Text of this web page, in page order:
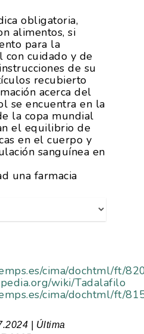
obligatoria,
alimentos, si
para la
con cuidado y de
de su
recubierto
acerca del
se encuentra en la
la copa mundial
el equilibrio de
en el cuerpo y
sanguínea en
una farmacia
cima/dochtml/ft/
wiki/Tadalafilo
cima/dochtml/ft/
| Última